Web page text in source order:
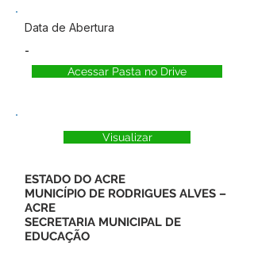
Data de Abertura
-
Acessar Pasta no Drive
Visualizar
ESTADO DO ACRE
MUNICÍPIO DE RODRIGUES ALVES –
ACRE
SECRETARIA MUNICIPAL DE
EDUCAÇÃO